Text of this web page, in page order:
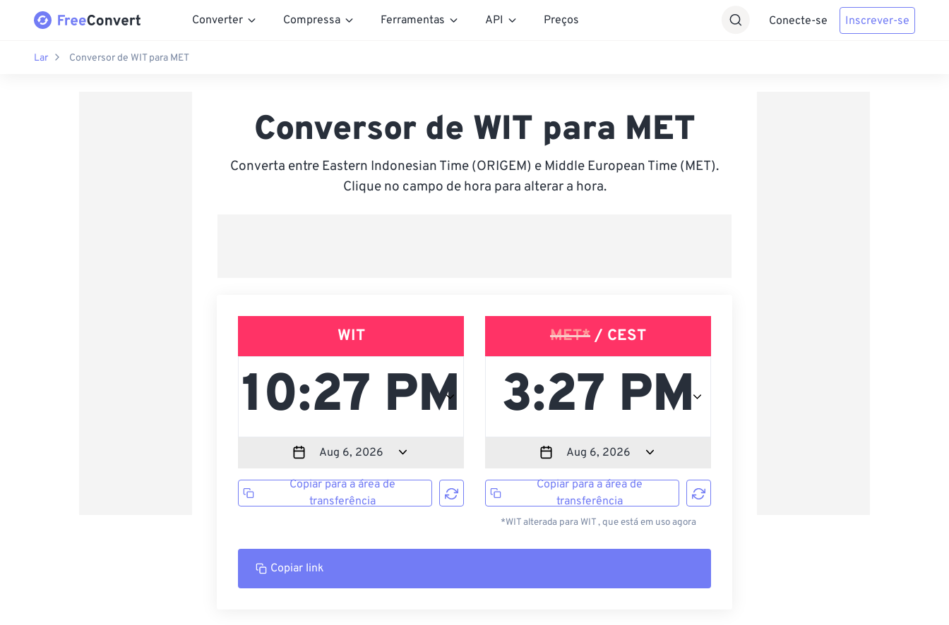
Converter Compressa Ferramentas API Preços Conecte-se Inscrever-se
Lar Conversor de WIT para MET
Conversor de WIT para MET
Converta entre Eastern Indonesian Time (ORIGEM) e Middle European Time (MET).
Clique no campo de hora para alterar a hora.
WIT
Copiar para a área de
transferência
MET* / CEST
Copiar para a área de
transferência
*WIT alterada para WIT , que está em uso agora
Copiar link